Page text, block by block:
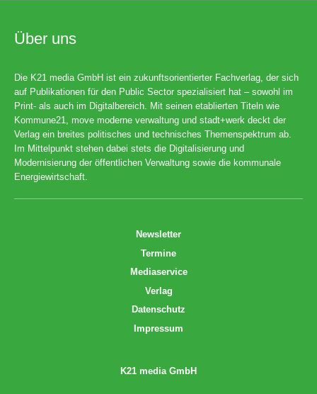
Über uns
Die K21 media GmbH ist ein zukunftsorientierter Fachverlag, der sich
auf Publikationen für den Public Sector spezialisiert hat – sowohl im
Print- als auch im Digitalbereich. Mit seinen etablierten Titeln wie
Kommune21, move moderne verwaltung und stadt+werk deckt der
Verlag ein breites politisches und technisches Themenspektrum ab.
Im Mittelpunkt stehen dabei stets die Digitalisierung und
Modernisierung der öffentlichen Verwaltung sowie die kommunale
Energiewirtschaft.
Newsletter
Termine
Mediaservice
Verlag
Datenschutz
Impressum
K21 media GmbH